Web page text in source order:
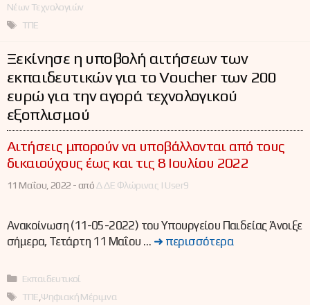
Νέων Τεχνολογιών
Ετικέτες
ΤΠΕ
Ξεκίνησε η υποβολή αιτήσεων των
εκπαιδευτικών για το Voucher των 200
ευρώ για την αγορά τεχνολογικού
εξοπλισμού
Αιτήσεις μπορούν να υποβάλλονται από τους
δικαιούχους έως και τις 8 Ιουλίου 2022
11 Μαΐου, 2022 -απόΔΔΕ Φλώρινας | User9
Ανακοίνωση (11-05-2022) του Υπουργείου Παιδείας Άνοιξε
σήμερα, Τετάρτη 11 Μαΐου … ➜ περισσότερα
Κατηγορίες
Εκπαιδευτικοί
Ετικέτες
ΤΠΕ Ψηφιακή Μέριμνα